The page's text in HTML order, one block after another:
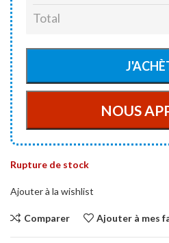
Total
Rupture de stock
Ajouter à la wishlist
Comparer Ajouter à mes